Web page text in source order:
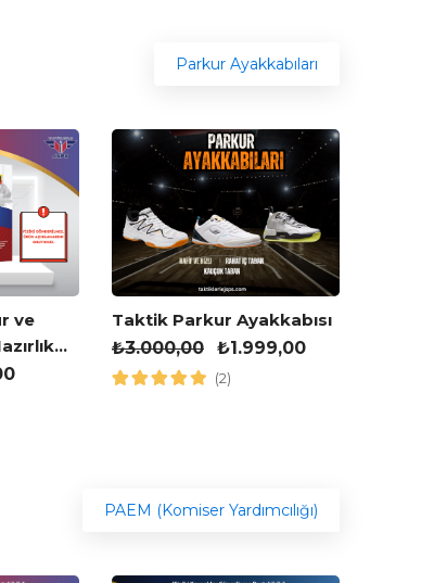
Parkur Ayakkabıları
ve
Taktik Parkur Ayakkabısı
₺3.000,00 ₺1.999,00
(2)
PAEM (Komiser Yardımcılığı)